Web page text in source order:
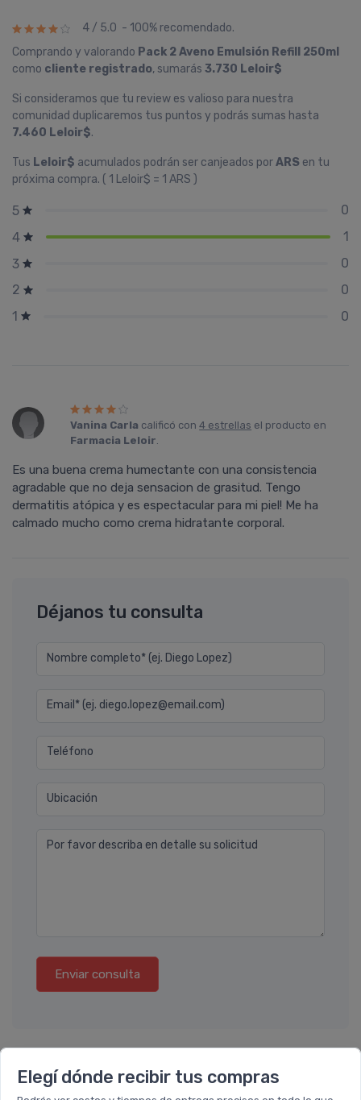
Elegí dónde recibir tus compras
4 / 5.0 - 100% recomendado.
Comprando y valorando Pack 2 Aveno Emulsión Refill 250ml
como cliente registrado, sumarás 3.730 Leloir$
Si consideramos que tu review es valioso para nuestra
comunidad duplicaremos tus puntos y podrás sumas hasta
7.460 Leloir$.
Tus Leloir$ acumulados podrán ser canjeados porARS en tu
próxima compra. ( 1 Leloir$ = 1 ARS )
5
0
4
1
3
0
2
0
1
0
Vanina Carla calificó con4 estrellas el producto en
Farmacia Leloir.
Es una buena crema humectante con una consistencia
agradable que no deja sensacion de grasitud. Tengo
dermatitis atópica y es espectacular para mi piel! Me ha
calmado mucho como crema hidratante corporal.
Déjanos tu consulta
Nombre completo* (ej. Diego Lopez)
Email* (ej. diego.lopez@email.com)
Teléfono
Ubicación
Por favor describa en detalle su solicitud
Enviar consulta